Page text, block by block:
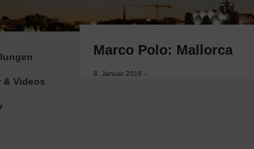
& Videos
Marco Polo: Mallorca
8. Januar 2016 -